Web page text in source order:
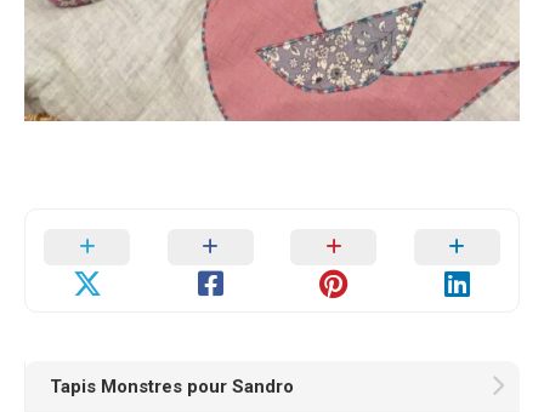
Tapis Monstres pour Sandro